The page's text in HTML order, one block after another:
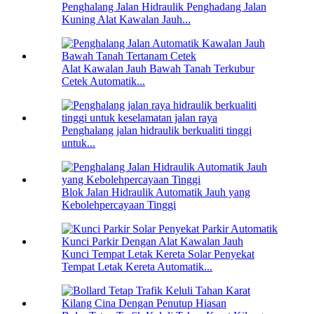
Penghalang Jalan Hidraulik Penghadang Jalan
Kuning Alat Kawalan Jauh...
Alat Kawalan Jauh Bawah Tanah Terkubur
Cetek Automatik...
Penghalang jalan hidraulik berkualiti tinggi
untuk...
Blok Jalan Hidraulik Automatik Jauh yang
Kebolehpercayaan Tinggi
Kunci Tempat Letak Kereta Solar Penyekat
Tempat Letak Kereta Automatik...